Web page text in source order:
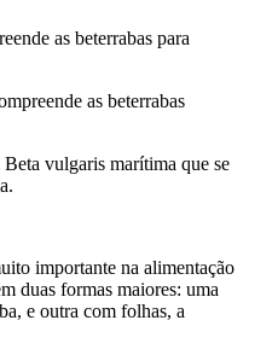
as beterrabas para
as beterrabas
vulgaris marítima que se
importante na alimentação
duas formas maiores: uma
e outra com folhas, a